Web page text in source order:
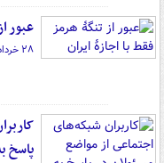
عبور
۲۸ خرداد ۰۴ - ۰۸:۵۷
پاسخ